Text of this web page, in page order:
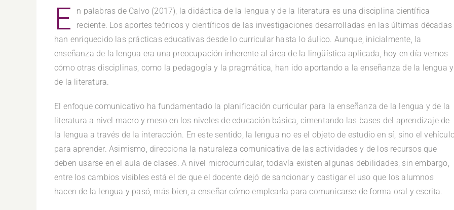
E
n palabras de Calvo (2017), la didáctica de la lengua y de la literatura es una disciplina científica
reciente. Los aportes teóricos y científicos de las investigaciones desarrolladas en las últimas décadas
han enriquecido las prácticas educativas desde lo curricular hasta lo áulico. Aunque, inicialmente, la
enseñanza de la lengua era una preocupación inherente al área de la lingüística aplicada, hoy en día vemos
cómo otras disciplinas, como la pedagogía y la pragmática, han ido aportando a la enseñanza de la lengua y
de la literatura.
El enfoque comunicativo ha fundamentado la planificación curricular para la enseñanza de la lengua y de la
literatura a nivel macro y meso en los niveles de educación básica, cimentando las bases del aprendizaje de
la lengua a través de la interacción. En este sentido, la lengua no es el objeto de estudio en sí, sino el
para aprender. Asimismo, direcciona la naturaleza comunicativa de las actividades y de los recursos que
deben usarse en el aula de clases. A nivel microcurricular, todavía existen algunas debilidades; sin embargo,
entre los cambios visibles está el de que el docente dejó de sancionar y castigar el uso que los alumnos
hacen de la lengua y pasó, más bien, a enseñar cómo emplearla para comunicarse de forma oral y escrita.